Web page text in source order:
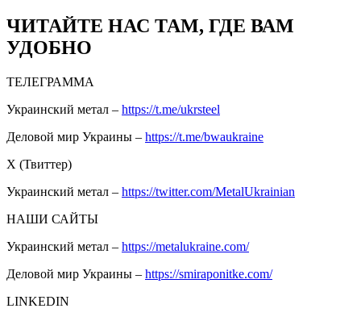
ЧИТАЙТЕ НАС ТАМ, ГДЕ ВАМ
УДОБНО
ТЕЛЕГРАММА
Украинский метал – https://t.me/ukrsteel
Деловой мир Украины – https://t.me/bwaukraine
Х (Твиттер)
Украинский метал – https://twitter.com/MetalUkrainian
НАШИ САЙТЫ
Украинский метал – https://metalukraine.com/
Деловой мир Украины – https://smiraponitke.com/
LINKEDIN